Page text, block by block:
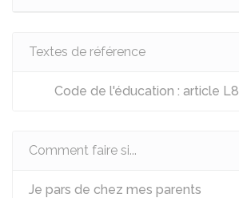
Textes de référence
Code de l'éducation : article
Comment faire si...
Je pars de chez mes parents